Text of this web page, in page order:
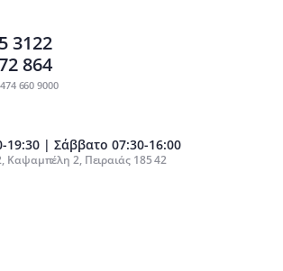
3122
864
660 9000
19:30 | Σάββατο 07:30-16:00
Καψαμπέλη 2, Πειραιάς 185 42